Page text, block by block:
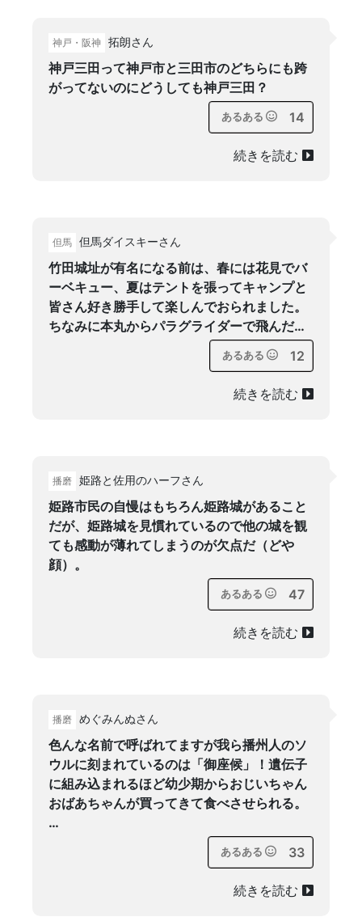
神戸・阪神 拓朗さん
神戸三田って神戸市と三田市のどちらにも跨
がってないのにどうしても神戸三田？
あるある 14
続きを読む
但馬 但馬ダイスキーさん
竹田城址が有名になる前は、春には花見でバ
ーベキュー、夏はテントを張ってキャンプと
皆さん好き勝手して楽しんでおられました。
ちなみに本丸からパラグライダーで飛んだ…
あるある 12
続きを読む
播磨 姫路と佐用のハーフさん
姫路市民の自慢はもちろん姫路城があること
だが、姫路城を見慣れているので他の城を観
ても感動が薄れてしまうのが欠点だ（どや
顔）。
あるある 47
続きを読む
播磨 めぐみんぬさん
色んな名前で呼ばれてますが我ら播州人のソ
ウルに刻まれているのは「御座候」！遺伝子
に組み込まれるほど幼少期からおじいちゃん
おばあちゃんが買ってきて食べさせられる。
…
あるある 33
続きを読む